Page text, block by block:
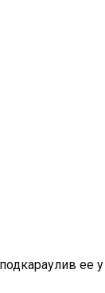
ее у